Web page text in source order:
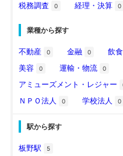
税務調査 0 経理・決算 0
業種から探す
不動産 0 金融 0 飲食
美容 0 運輸・物流 0
アミューズメント・レジャー
ＮＰＯ法人 0 学校法人 0
駅から探す
板野駅 5